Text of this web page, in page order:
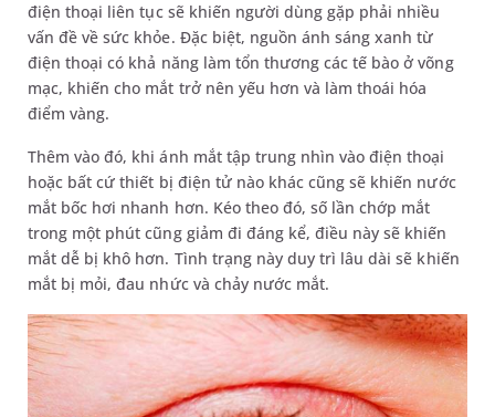
điện thoại liên tục sẽ khiến người dùng gặp phải nhiều
vấn đề về sức khỏe. Đặc biệt, nguồn ánh sáng xanh từ
điện thoại có khả năng làm tổn thương các tế bào ở võng
mạc, khiến cho mắt trở nên yếu hơn và làm thoái hóa
điểm vàng.
Thêm vào đó, khi ánh mắt tập trung nhìn vào điện thoại
hoặc bất cứ thiết bị điện tử nào khác cũng sẽ khiến nước
mắt bốc hơi nhanh hơn. Kéo theo đó, số lần chớp mắt
trong một phút cũng giảm đi đáng kể, điều này sẽ khiến
mắt dễ bị khô hơn. Tình trạng này duy trì lâu dài sẽ khiến
mắt bị mỏi, đau nhức và chảy nước mắt.